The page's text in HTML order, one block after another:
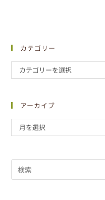
カテゴリー
カテゴリーを選択
アーカイブ
月を選択